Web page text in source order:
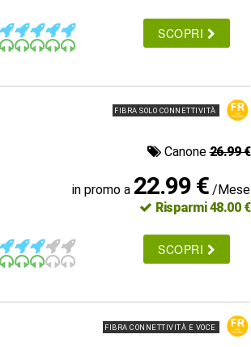
SCOPRI
FIBRA SOLO CONNETTIVITÀ
Canone26.99 €
in promo a 22.99 € /Mese
Risparmi 48.00 €
SCOPRI
FIBRA CONNETTIVITÀ E VOCE